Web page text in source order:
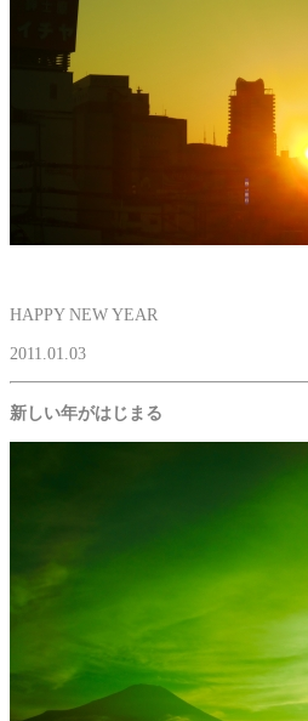
HAPPY NEW YEAR
2011.01.03
新しい年がはじまる